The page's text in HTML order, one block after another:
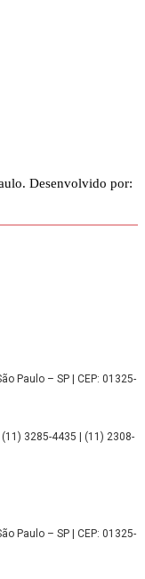
Desenvolvido por:
Paulo – SP | CEP: 01325-
3285-4435 | (11) 2308-
Paulo – SP | CEP: 01325-